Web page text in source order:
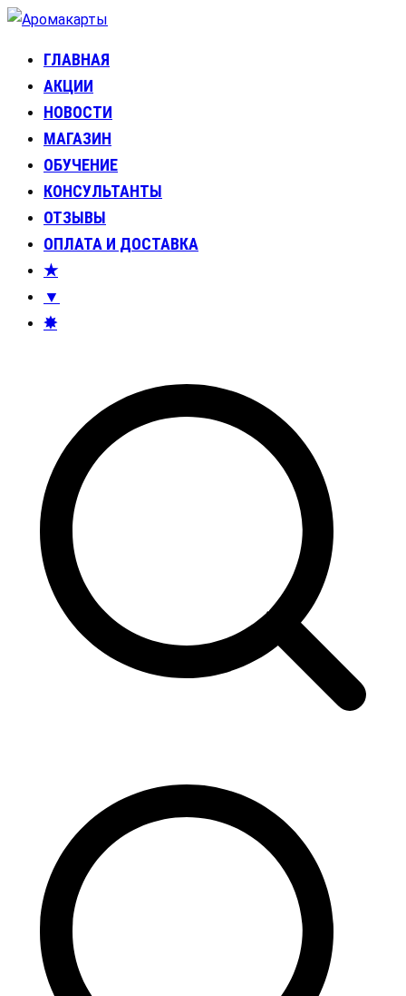
Перейти
содержимому
Аромакарты
Психологические эфирные карты • Аромапсихология
ГЛАВНАЯ
АКЦИИ
НОВОСТИ
МАГАЗИН
ОБУЧЕНИЕ
КОНСУЛЬТАНТЫ
ОТЗЫВЫ
ОПЛАТА И ДОСТАВКА
★
▼
✸